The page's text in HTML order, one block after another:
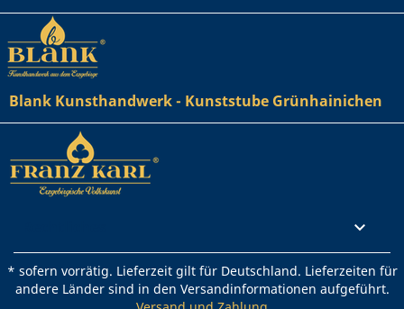
Blank Kunsthandwerk - Kunststube Grünhainichen

* sofern vorrätig. Lieferzeit gilt für Deutschland. Lieferzeiten für
andere Länder sind in den Versandinformationen aufgeführt.